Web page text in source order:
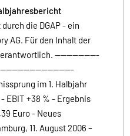
die DGAP - ein
AG. Für den Inhalt der
---------------
im 1. Halbjahr
EBIT +38 % - Ergebnis
Euro - Neues
11. August 2006 –